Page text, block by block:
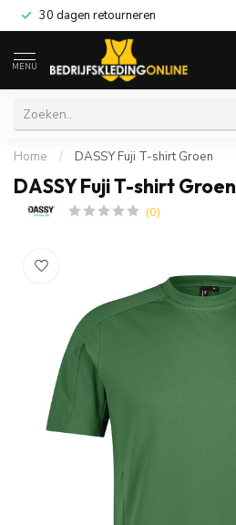
30 dagen retourneren
MENU
Home / DASSY Fuji T-shirt Groen
DASSY Fuji T-shirt Groen
(0)